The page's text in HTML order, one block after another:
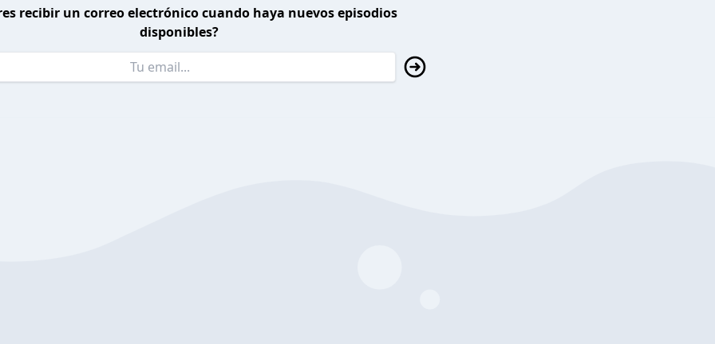
recibir un correo electrónico cuando haya nuevos episodios
disponibles?